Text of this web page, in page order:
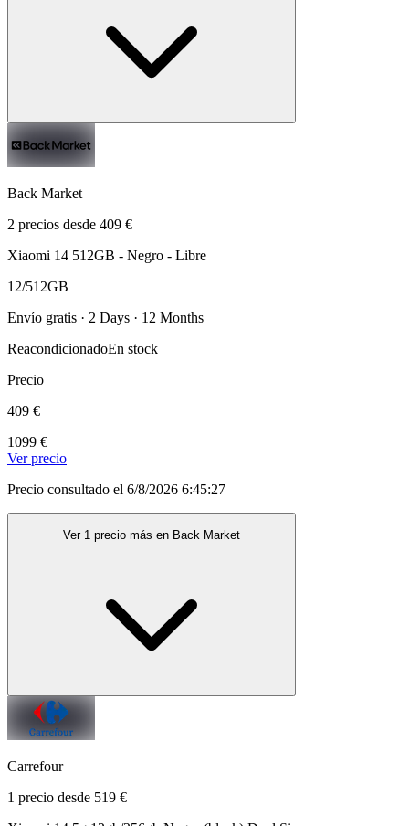
Back Market
2 precios desde 409 €
Xiaomi 14 512GB - Negro - Libre
12/512GB
Envío gratis · 2 Days · 12 Months
ReacondicionadoEn stock
Precio
409 €
1099 €
Ver precio
Precio consultado el 6/8/2026 6:45:27
Ver 1 precio más en Back Market
Carrefour
1 precio desde 519 €